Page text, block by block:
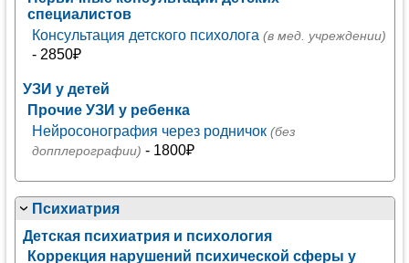
специалистов
Консультация детского психолога (в мед. учреждении)
- 2850₽
УЗИ у детей
Прочие УЗИ у ребенка
Нейросонография через родничок (без
допплерографии) - 1800₽
Психиатрия
Детская психиатрия и психология
Коррекция нарушений психической сферы у